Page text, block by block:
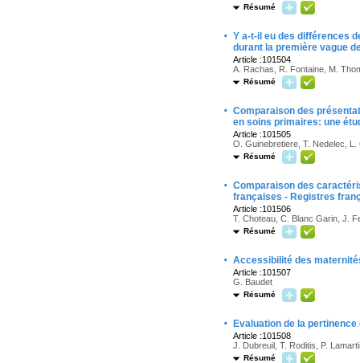
Résumé
· Y a-t-il eu des différences
durant la première vague
Article :101504
A. Rachas, R. Fontaine, M.
Résumé
· Comparaison des
en soins primaires: une
Article :101505
O. Guinebretiere, T. Nedelec,
Résumé
· Comparaison des
françaises - Registres
Article :101506
T. Choteau, C. Blanc Garin, J.
Résumé
· Accessibilité des
Article :101507
G. Baudet
Résumé
· Evaluation de la
Article :101508
J. Dubreuil, T. Roditis, P.
Résumé